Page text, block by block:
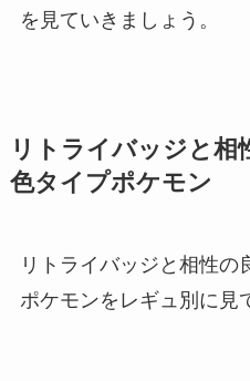
を見ていきましょう。
リトライバッジと相
色タイプポケモン
リトライバッジと相性の
ポケモンをレギュ別に見